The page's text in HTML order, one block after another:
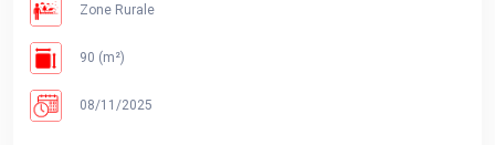
Zone Rurale
90 (m²)
08/11/2025